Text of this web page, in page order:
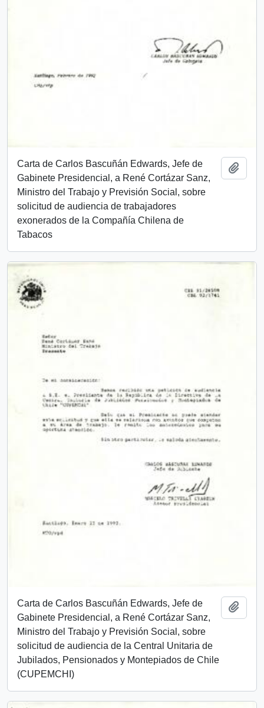
Carta de Carlos Bascuñán Edwards, Jefe de
Gabinete Presidencial, a René Cortázar Sanz,
Ministro del Trabajo y Previsión Social, sobre
solicitud de audiencia de trabajadores
exonerados de la Compañía Chilena de
Tabacos
Carta de Carlos Bascuñán Edwards, Jefe de
Gabinete Presidencial, a René Cortázar Sanz,
Ministro del Trabajo y Previsión Social, sobre
solicitud de audiencia de la Central Unitaria de
Jubilados, Pensionados y Montepiados de Chile
(CUPEMCHI)